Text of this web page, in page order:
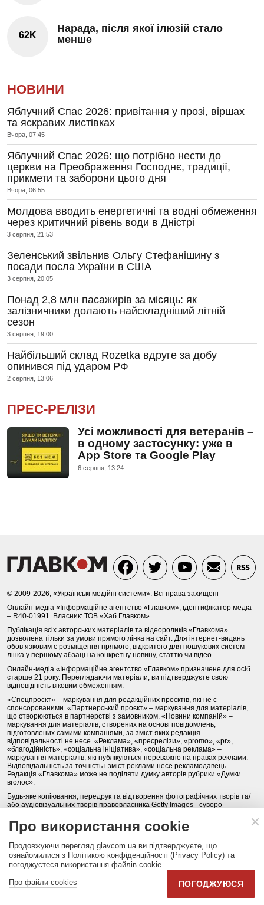
62K
Нарада, після якої ілюзій стало
менше
НОВИНИ
Яблучний Спас 2026: привітання у прозі, віршах
та яскравих листівках
Вчора, 07:45
Яблучний Спас 2026: що потрібно нести до
церкви на Преображення Господнє, традиції,
прикмети та заборони цього дня
Вчора, 06:55
Молдова вводить енергетичні та водні обмеження
через критичний рівень води в Дністрі
3 серпня, 21:53
Зеленський звільнив Ольгу Стефанішину з
посади посла України в США
3 серпня, 20:05
Понад 2,8 млн пасажирів за місяць: як
залізничники долають найскладніший літній
сезон
3 серпня, 19:00
Найбільший склад Rozetka вдруге за добу
опинився під ударом РФ
2 серпня, 13:06
ПРЕС-РЕЛІЗИ
Усі можливості для ветеранів –
в одному застосунку: уже в
App Store та Google Play
6 серпня, 13:24
© 2009-2026, «Українські медійні системи». Всі права захищені
Онлайн-медіа «Інформаційне агентство «Главком», ідентифікатор медіа
– R40-01991. Власник: ТОВ «Хаб Главком»
Публікація всіх авторських матеріалів та відеороликів «Главкома»
дозволена тільки за умови прямого лінка на сайт. Для інтернет-видань
обов’язковим є розміщення прямого, відкритого для пошукових систем
лінка у першому абзаці на конкретну новину, статтю чи відео.
Онлайн-медіа «Інформаційне агентство «Главком» призначене для осіб
старше 21 року. Переглядаючи матеріали, ви підтверджуєте свою
відповідність віковим обмеженням.
«Спецпроєкт» – маркування для редакційних проєктів, які не є
спонсорованими. «Партнерський проєкт» – маркування для матеріалів,
що створюються в партнерстві з замовником. «Новини компаній» –
маркування для матеріалів, створених на основі повідомлень,
підготовлених самими компаніями, за зміст яких редакція
відповідальності не несе. «Реклама», «пресрелізи», «promo», «pr»,
«благодійність», «соціальна ініціатива», «соціальна реклама» –
маркування матеріалів, які публікуються переважно на правах реклами.
Відповідальність за точність і зміст реклами несе рекламодавець.
Редакція «Главкома» може не поділяти думку авторів рубрики «Думки
вголос».
Будь-яке копіювання, передрук та відтворення фотографічних творів та/
або аудіовізуальних творів правовласника Getty Images - суворо
Політика конфіденційності (Privacy Policy). Правила сайту
КОНТАКТИ НАША КОМАНДА АРХІВ
Партнери:DepositPhotos.com,opendatabot.ua
Про використання cookie
Продовжуючи перегляд glavcom.ua ви підтверджуєте, що
ознайомилися з Політикою конфіденційності (Privacy Policy) та
погоджуєтеся використання файлів cookie
Про файли cookies
ПОГОДЖУЮСЯ